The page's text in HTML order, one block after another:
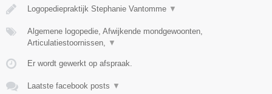
Logopediepraktijk Stephanie Vantomme ▼
Algemene logopedie, Afwijkende mondgewoonten,
Articulatiestoornissen, ▼
Er wordt gewerkt op afspraak.
Laatste facebook posts ▼